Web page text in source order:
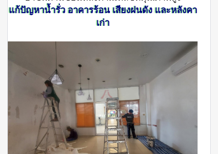
แก้ปัญหาน้ำรั่ว อาคารร้อน เสียงฝนดัง และหลังคา
เก่า